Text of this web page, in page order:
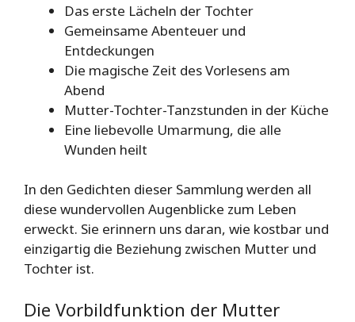
Das erste Lächeln der Tochter
Gemeinsame Abenteuer und
Entdeckungen
Die magische Zeit des Vorlesens am
Abend
Mutter-Tochter-Tanzstunden in der Küche
Eine liebevolle Umarmung, die alle
Wunden heilt
In den Gedichten dieser Sammlung werden all
diese wundervollen Augenblicke zum Leben
erweckt. Sie erinnern uns daran, wie kostbar und
einzigartig die Beziehung zwischen Mutter und
Tochter ist.
Die Vorbildfunktion der Mutter